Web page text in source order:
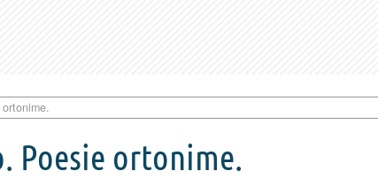
Poesie ortonime.